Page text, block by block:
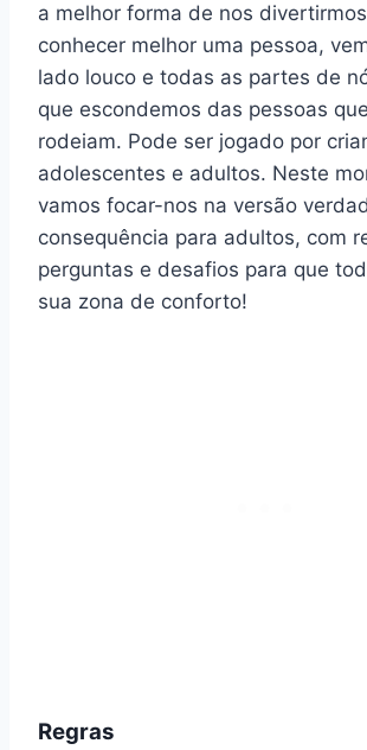
a melhor forma de nos
conhecer melhor uma pessoa,
lado louco e todas as partes de
que escondemos das pessoas
rodeiam. Pode ser jogado por
adolescentes e adultos. Neste
vamos focar-nos na versão
consequência para adultos, com
perguntas e desafios para que
sua zona de conforto!
Regras